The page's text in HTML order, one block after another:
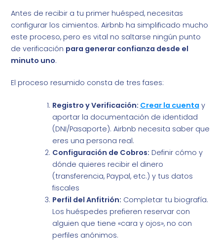
Antes de recibir a tu primer huésped, necesitas
configurar los cimientos. Airbnb ha simplificado mucho
este proceso, pero es vital no saltarse ningún punto
de verificación para generar confianza desde el
minuto uno.
El proceso resumido consta de tres fases:
Registro y Verificación: Crear la cuenta y
aportar la documentación de identidad
(DNI/Pasaporte). Airbnb necesita saber que
eres una persona real.
Configuración de Cobros: Definir cómo y
dónde quieres recibir el dinero
(transferencia, Paypal, etc.) y tus datos
fiscales
Perfil del Anfitrión: Completar tu biografía.
Los huéspedes prefieren reservar con
alguien que tiene «cara y ojos», no con
perfiles anónimos.